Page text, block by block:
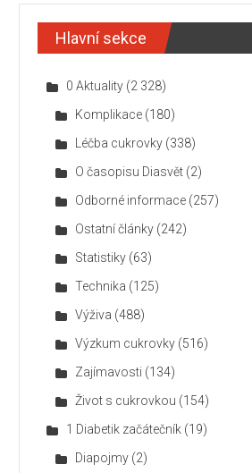
Hlavní sekce
0 Aktuality (2 328)
Komplikace (180)
Léčba cukrovky (338)
O časopisu Diasvět (2)
Odborné informace (257)
Ostatní články (242)
Statistiky (63)
Technika (125)
Výživa (488)
Výzkum cukrovky (516)
Zajímavosti (134)
Život s cukrovkou (154)
1 Diabetik začátečník (19)
Diapojmy (2)